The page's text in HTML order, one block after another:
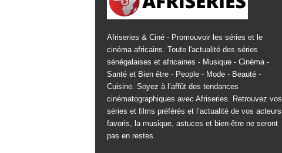
Afriseries & Ciné - Promouvoir les séries et le
cinéma africains. Toute l'actualité des séries
sénégalaises et africaines - Musique - Cinéma -
Santé et Bien être - People - Mode - Beauté -
Cuisine. Soyez à l’affût des tendances
cinématographiques avec Afriseries. Retrouvez vos
séries et films préférés et l’actualité de vos acteurs
favoris, la musique, astuces et bien-être ne seront
pas en restes.